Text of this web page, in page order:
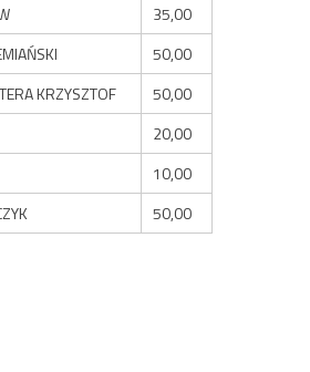
35,00
50,00
KRZYSZTOF
50,00
20,00
10,00
50,00